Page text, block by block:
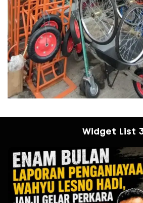
Widget List